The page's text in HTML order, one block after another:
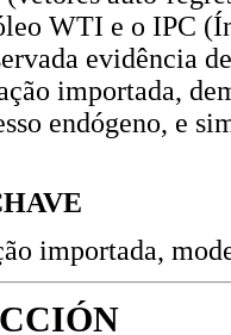
WTI e o IPC
evidência
importada,
endógeno, e
importada,